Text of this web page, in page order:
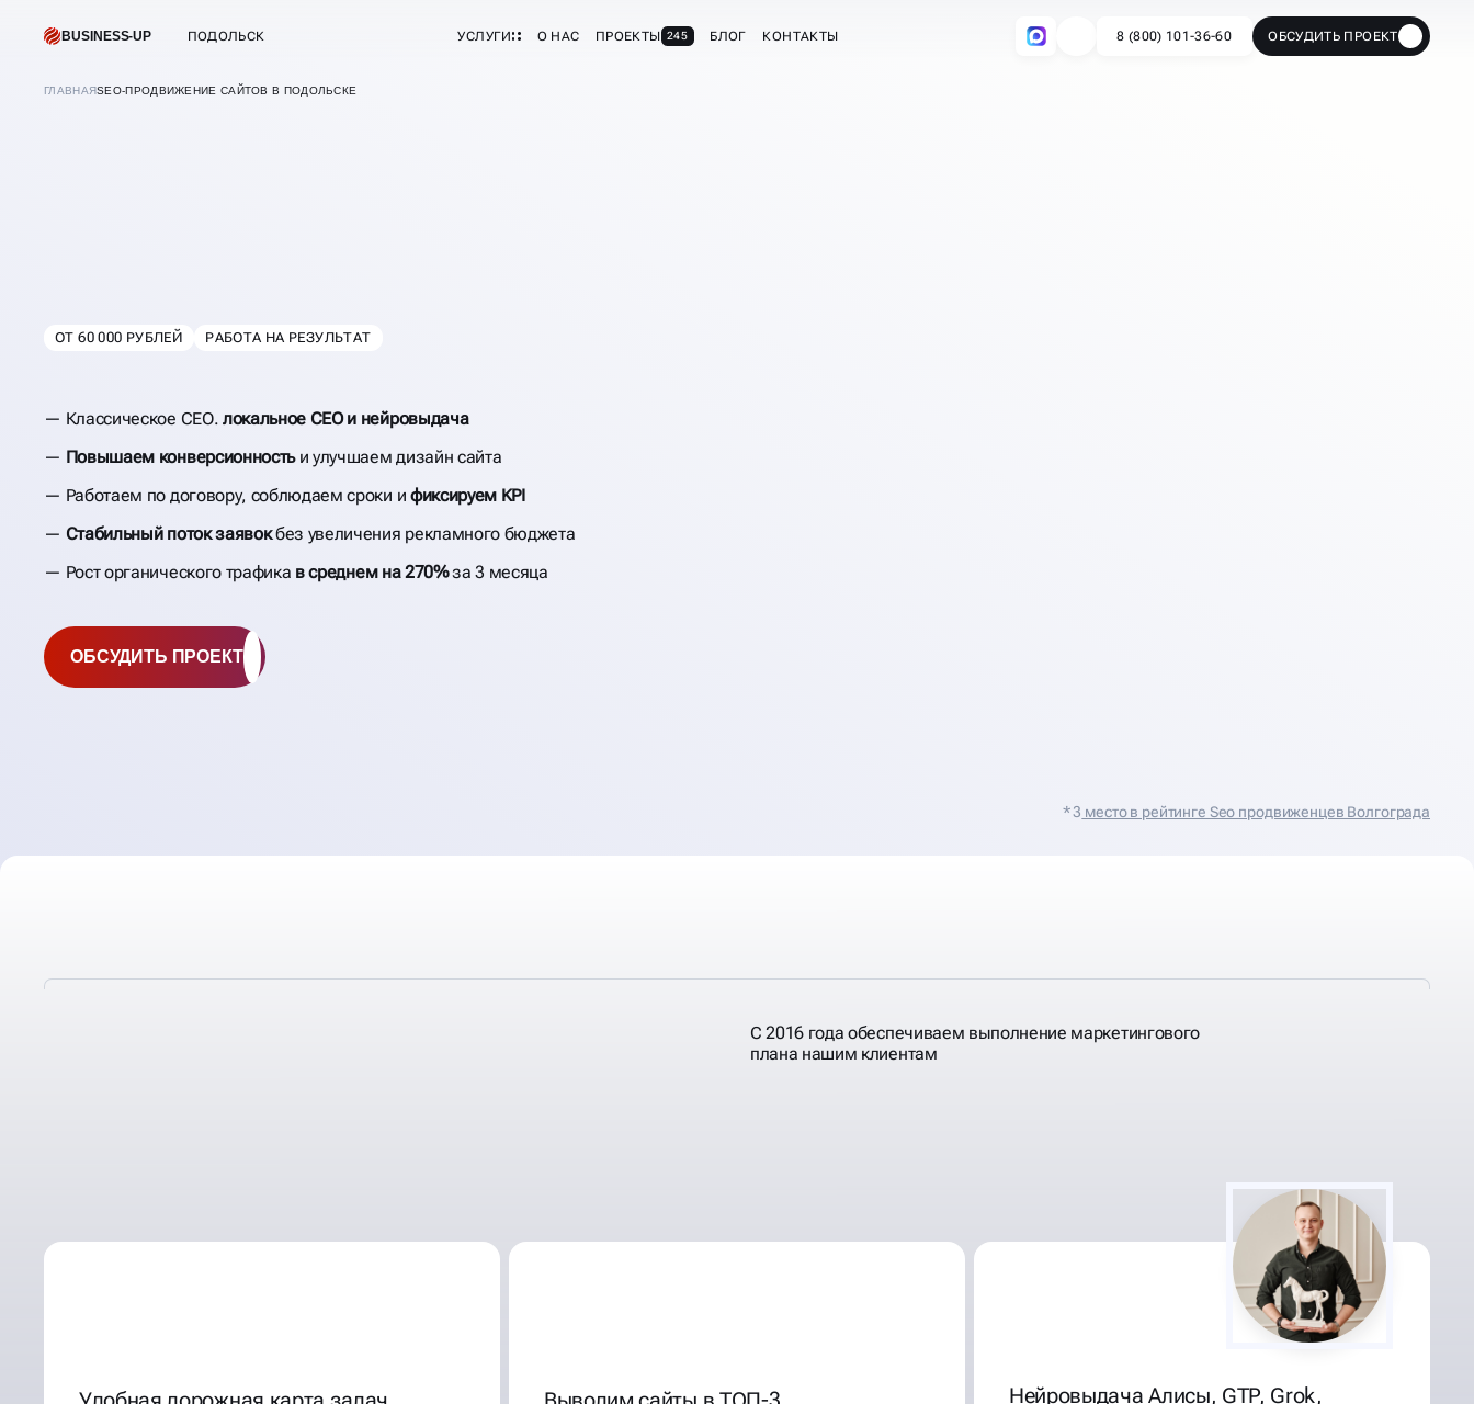
BUSINESS-UP ПОДОЛЬСК УСЛУГИ О НАС ПРОЕКТЫ 245 БЛОГ КОНТАКТЫ 8 (800) 101-36-60 ОБСУДИТЬ ПРОЕКТ
ГЛАВНАЯSEO-ПРОДВИЖЕНИЕ САЙТОВ В ПОДОЛЬСКЕ
САЙТОВ
ОТ 60 000 РУБЛЕЙ РАБОТА НА РЕЗУЛЬТАТ
Классическое СЕО. локальное CEO и нейровыдача
Повышаем конверсионностьи улучшаем дизайн сайта
Работаем по договору, соблюдаем сроки и фиксируем KPI
Стабильный поток заявокбез увеличения рекламного бюджета
Рост органического трафика в среднем на 270%за 3 месяца
ОБСУДИТЬ ПРОЕКТ
* 3 место в рейтинге Seo продвиженцев Волгограда
С 2016 года обеспечиваем выполнение маркетингового
плана нашим клиентам
Нейровыдача Алисы, GTP, Grok,